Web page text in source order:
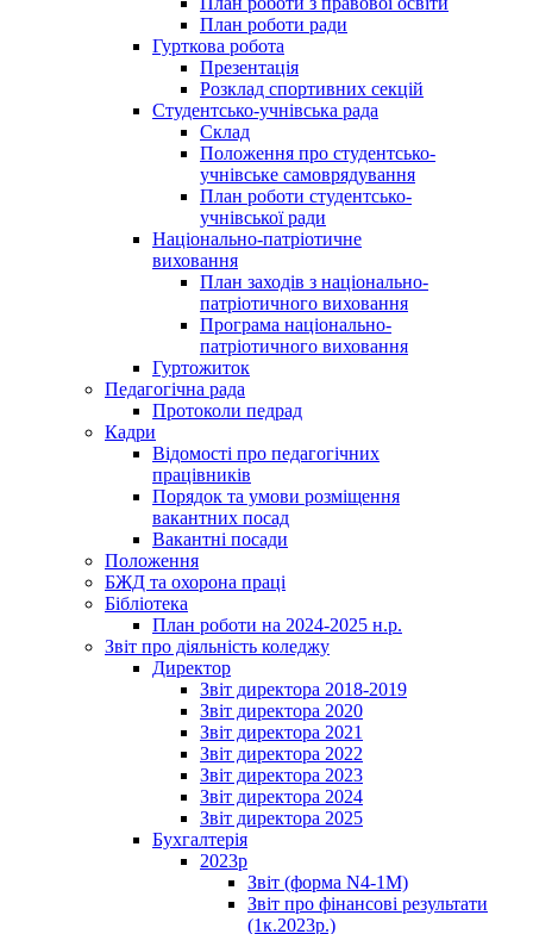
План роботи ради
Гурткова робота
Презентація
Розклад спортивних секцій
Студентсько-учнівська рада
Склад
Положення про студентсько-
учнівське самоврядування
План роботи студентсько-
учнівської ради
Національно-патріотичне
виховання
План заходів з національно-
патріотичного виховання
Програма національно-
патріотичного виховання
Гуртожиток
Педагогічна рада
Протоколи педрад
Кадри
Відомості про педагогічних
працівників
Порядок та умови розміщення
вакантних посад
Вакантні посади
Положення
БЖД та охорона праці
Бібліотека
План роботи на 2024-2025 н.р.
Звіт про діяльність коледжу
Директор
Звіт директора 2018-2019
Звіт директора 2020
Звіт директора 2021
Звіт директора 2022
Звіт директора 2023
Звіт директора 2024
Звіт директора 2025
Бухгалтерія
2023р
Звіт (форма N4-1M)
Звіт про фінансові результати
(1к.2023р.)